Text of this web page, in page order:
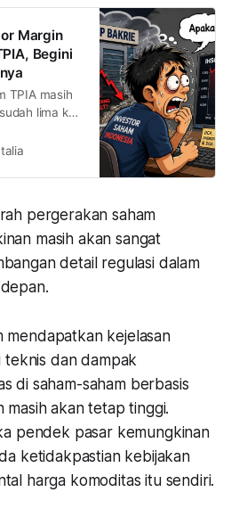
Margin
Begini
TPIA masih
lima kali
saham
pergerakan saham
masih akan sangat
detail regulasi dalam
mendapatkan kejelasan
teknis dan dampak
di saham-saham berbasis
akan tetap tinggi.
pendek pasar kemungkinan
ketidakpastian kebijakan
harga komoditas itu sendiri.